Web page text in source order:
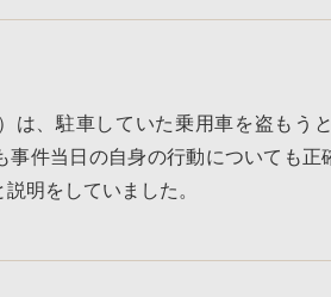
は、駐車していた乗用車を盗もう
事件当日の自身の行動についても
明をしていました。